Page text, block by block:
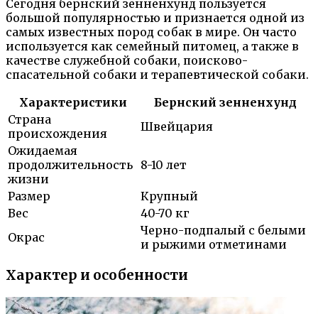
Сегодня бернский зенненхунд пользуется
большой популярностью и признается одной из
самых известных пород собак в мире. Он часто
используется как семейный питомец, а также в
качестве служебной собаки, поисково-
спасательной собаки и терапевтической собаки.
Характеристики
Бернский зенненхунд
Страна
происхождения
Швейцария
Ожидаемая
продолжительность
жизни
8-10 лет
Размер
Крупный
Вес
40-70 кг
Окрас
Черно-подпалый с белыми
и рыжими отметинами
Характер и особенности